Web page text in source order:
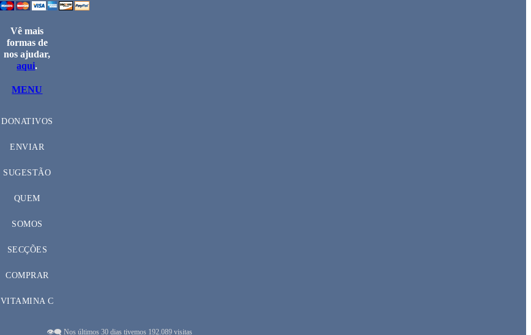
Vê mais
formas de
nos ajudar,
aqui.
MENU
DONATIVOS
ENVIAR
SUGESTÃO
QUEM
SOMOS
SECÇÕES
COMPRAR
VITAMINA C
👁️‍🗨️ Nos últimos 30 dias tivemos 192.089 visitas